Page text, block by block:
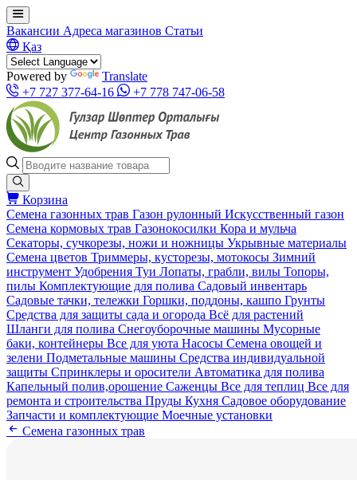
Вакансии Адреса магазинов Статьи
Қаз
Powered by
Translate
+7 727 377-64-16
+7 778 747-06-58
Корзина
Семена газонных трав Газон рулонный Искусственный газон
Семена кормовых трав Газонокосилки Кора и мульча
Секаторы, сучкорезы, ножи и ножницы Укрывные материалы
Семена цветов Триммеры, кусторезы, мотокосы Зимний
инструмент Удобрения Туи Лопаты, грабли, вилы Топоры,
пилы Комплектующие для полива Садовый инвентарь
Садовые тачки, тележки Горшки, поддоны, кашпо Грунты
Средства для защиты сада и огорода Всё для растений
Шланги для полива Снегоуборочные машины Мусорные
баки, контейнеры Все для уюта Насосы Семена овощей и
зелени Подметальные машины Средства индивидуальной
защиты Спринклеры и оросители Автоматика для полива
Капельный полив,орошение Саженцы Все для теплиц Все для
ремонта и строительства Пруды Кухня Садовое оборудование
Запчасти и комплектующие Моечные установки
Семена газонных трав